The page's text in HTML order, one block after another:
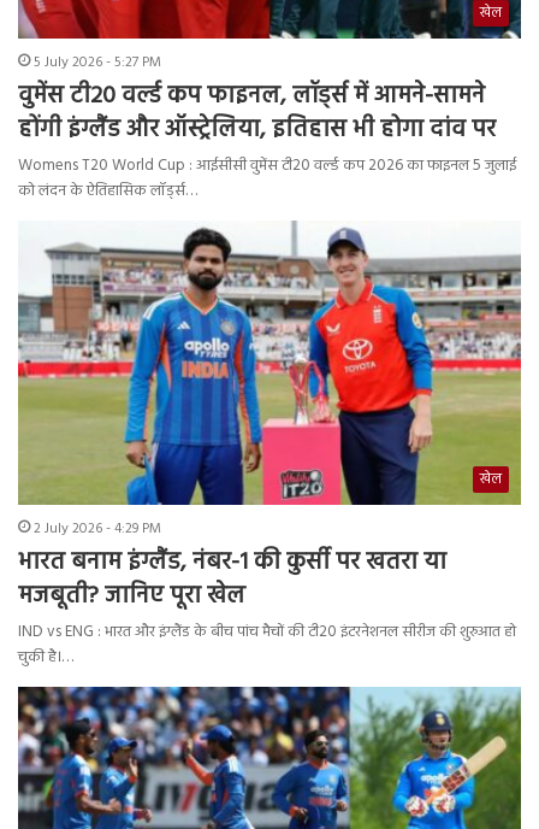
खेल
5 July 2026 - 5:27 PM
वुमेंस टी20 वर्ल्ड कप फाइनल, लॉर्ड्स में आमने-सामने
होंगी इंग्लैंड और ऑस्ट्रेलिया, इतिहास भी होगा दांव पर
Womens T20 World Cup : आईसीसी वुमेंस टी20 वर्ल्ड कप 2026 का फाइनल 5 जुलाई
को लंदन के ऐतिहासिक लॉर्ड्स…
खेल
2 July 2026 - 4:29 PM
भारत बनाम इंग्लैंड, नंबर-1 की कुर्सी पर खतरा या
मजबूती? जानिए पूरा खेल
IND vs ENG : भारत और इंग्लैंड के बीच पांच मैचों की टी20 इंटरनेशनल सीरीज की शुरुआत हो
चुकी है।…